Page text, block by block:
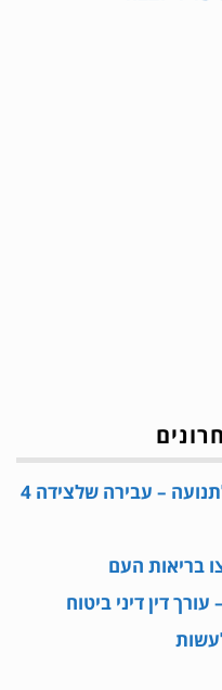
הפרעה לתנועה או עיכוב לתנועה – עבירה שלצידה 4
דין דיני ביטוח